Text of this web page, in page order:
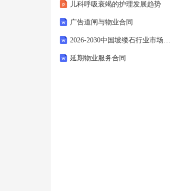
儿科呼吸衰竭的护理发展趋势
广告道闸与物业合同
2026-2030中国坡缕石行业市场发展趋势与前景展望战略分析研究报告
延期物业服务合同